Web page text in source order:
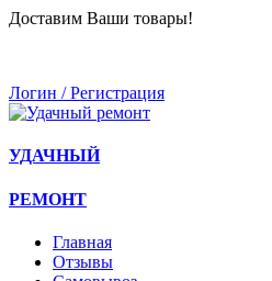
Доставим Ваши товары!
Логин / Регистрация
УДАЧНЫЙ
РЕМОНТ
Главная
Отзывы